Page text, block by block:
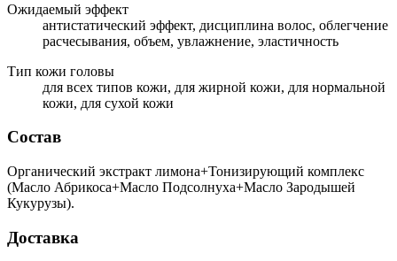
Ожидаемый эффект
антистатический эффект, дисциплина волос, облегчение
расчесывания, объем, увлажнение, эластичность
Тип кожи головы
для всех типов кожи, для жирной кожи, для нормальной
кожи, для сухой кожи
Состав
Органический экстракт лимона+Тонизирующий комплекс
(Масло Абрикоса+Масло Подсолнуха+Масло Зародышей
Кукурузы).
Доставка